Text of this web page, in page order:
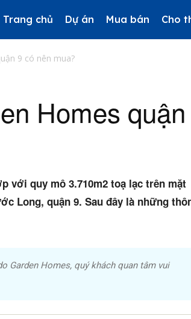
cập nhật V3
Trang chủ Dự án Mua bán Cho
9 có nên mua?
Homes